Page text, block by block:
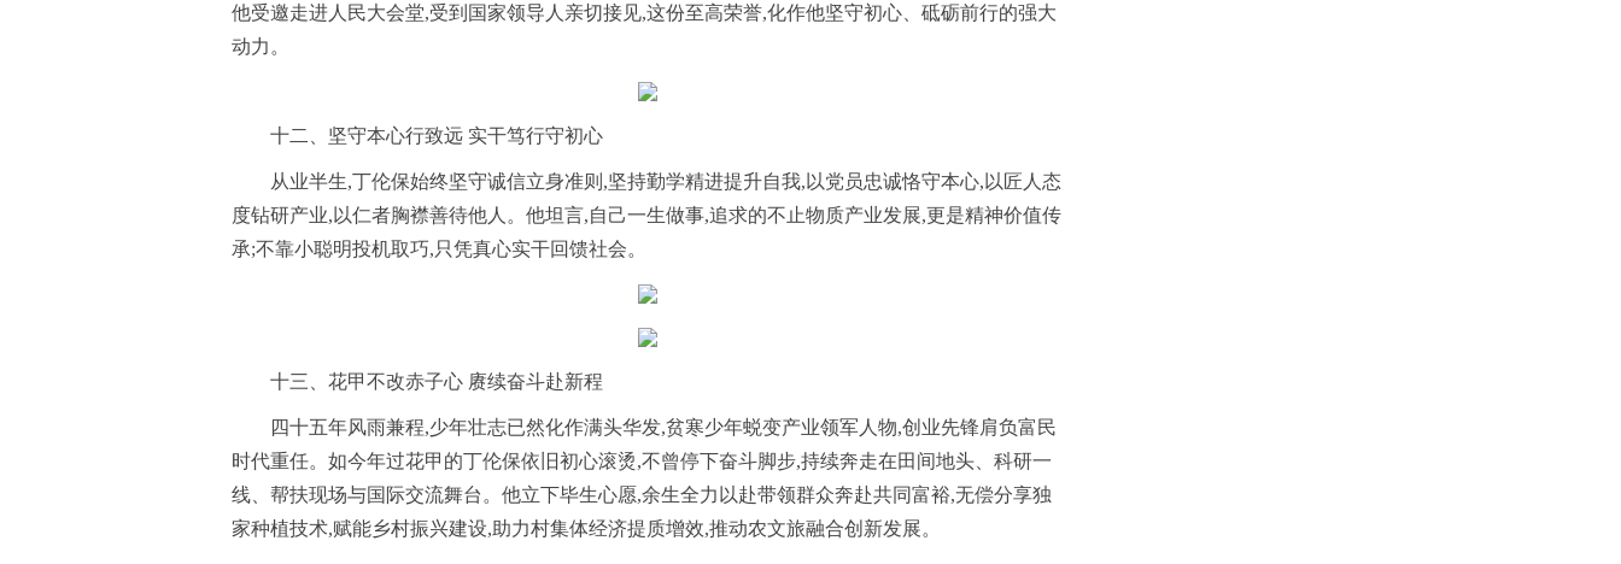
他受邀走进人民大会堂,受到国家领导人亲切接见,这份至高荣誉,化作他坚守初心、砥砺前行的强大
动力。
十二、坚守本心行致远 实干笃行守初心
从业半生,丁伦保始终坚守诚信立身准则,坚持勤学精进提升自我,以党员忠诚恪守本心,以匠人态
度钻研产业,以仁者胸襟善待他人。他坦言,自己一生做事,追求的不止物质产业发展,更是精神价值传
承;不靠小聪明投机取巧,只凭真心实干回馈社会。
十三、花甲不改赤子心 赓续奋斗赴新程
四十五年风雨兼程,少年壮志已然化作满头华发,贫寒少年蜕变产业领军人物,创业先锋肩负富民
时代重任。如今年过花甲的丁伦保依旧初心滚烫,不曾停下奋斗脚步,持续奔走在田间地头、科研一
线、帮扶现场与国际交流舞台。他立下毕生心愿,余生全力以赴带领群众奔赴共同富裕,无偿分享独
家种植技术,赋能乡村振兴建设,助力村集体经济提质增效,推动农文旅融合创新发展。